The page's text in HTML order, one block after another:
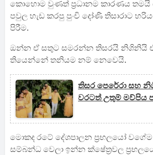
කොහොම වුණත් ප්‍රධානම කාරණය තමයි
පවුල හැඩ කරපු පුංචි දෝණි තිසා‍රාට
පිරීම.
ඔන්න ඒ සතුට සමරන්න තිසරයි නිශිනියි
තියෙන්නේ තනියම නම් නෙවෙයි.
තිසර පෙරේරා සහ
වරටත් උතුම් මව්පිය
මොකද රටේ දේශපාලන ප්‍රභලයෝ
සම්බන්ධ වෙලා ඉන්න ක්ෂේත්‍රවල